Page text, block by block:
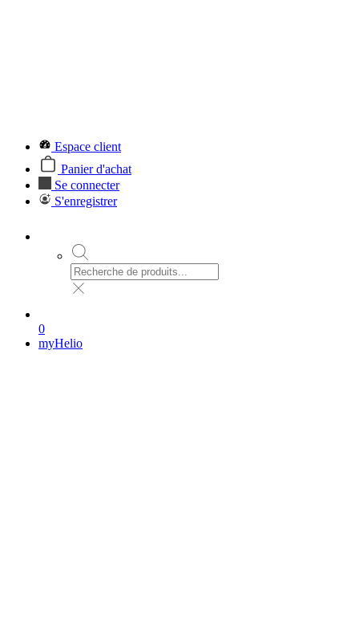
Espace client
Panier d'achat
Se connecter
S'enregistrer
0
myHelio